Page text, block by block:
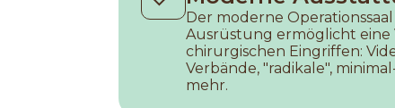
Der moderne
Ausrüstung ermöglicht eine
chirurgischen Eingriffen:
Verbände, "radikale",
mehr.